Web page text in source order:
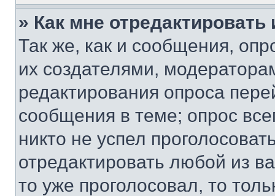
» Как мне
Так же, как и сообщения,
их создателями,
редактирования опроса
сообщения в теме; опрос
никто не успел
отредактировать любой из
то уже проголосовал, то